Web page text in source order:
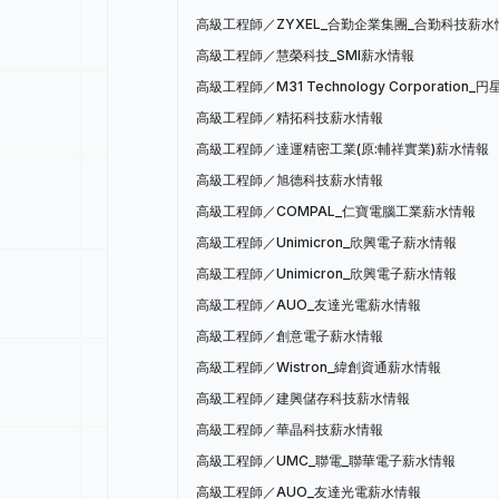
高級工程師／ZYXEL_合勤企業集團_合勤科技薪水
高級工程師／慧榮科技_SMI薪水情報
高級工程師／M31 Technology Corporation_円
高級工程師／精拓科技薪水情報
高級工程師／達運精密工業(原:輔祥實業)薪水情報
高級工程師／旭德科技薪水情報
高級工程師／COMPAL_仁寶電腦工業薪水情報
高級工程師／Unimicron_欣興電子薪水情報
高級工程師／Unimicron_欣興電子薪水情報
高級工程師／AUO_友達光電薪水情報
高級工程師／創意電子薪水情報
高級工程師／Wistron_緯創資通薪水情報
高級工程師／建興儲存科技薪水情報
高級工程師／華晶科技薪水情報
高級工程師／UMC_聯電_聯華電子薪水情報
高級工程師／AUO_友達光電薪水情報